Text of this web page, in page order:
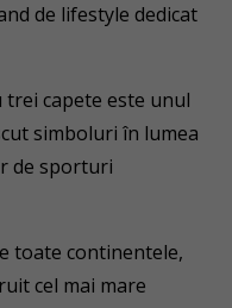
de lifestyle dedicat
trei capete este unul
simboluri în lumea
de sporturi
toate continentele,
cel mai mare